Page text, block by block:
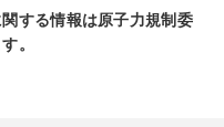
する情報は原子力規制委
。